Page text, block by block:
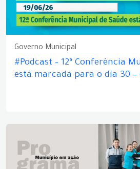
Governo Municipal
#Podcast – 12ª Conferência
está marcada para o dia 30 –